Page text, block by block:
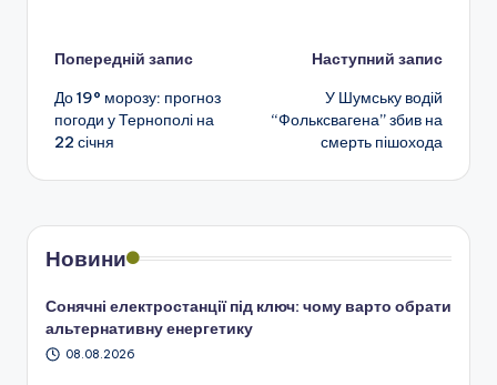
Навігація
по
запису
Попередній запис
До 19° морозу: прогноз
погоди у Тернополі на
22 січня
Наступний запис
У Шумську водій
“Фольксвагена” збив на
смерть пішохода
Новини
Сонячні електростанції під ключ: чому варто обрати
альтернативну енергетику
08.08.2026